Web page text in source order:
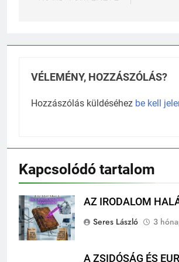
Kapcsolódó tartalom